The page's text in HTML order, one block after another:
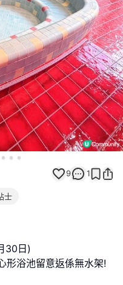
9 1
士
30日)
形浴池留意返係無水架!